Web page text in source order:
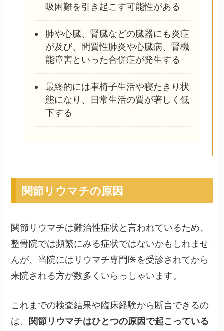
吸困難を引き起こす可能性がある
肺や心臓、腎臓などの臓器にも炎症
が及び、間質性肺炎や心臓病、腎機
能障害といった合併症が発生する
最終的には車椅子生活や寝たきり状
態になり、日常生活の質が著しく低
下する
関節リウマチの原因
関節リウマチは難治性症状と言われているため、
整骨院では頻繁にみる症状ではないかもしれませ
んが、当院にはリウマチ専門医を受診されてから
来院される方が数多くいらっしゃいます。
これまでの検査結果や臨床経験から断言できるの
は、 関節リウマチはひとつの原因で起こっている